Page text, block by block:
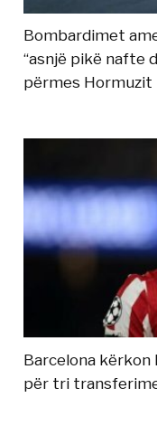
Bombardimet
“asnjë pikë nafte
përmes Hormuzit
Barcelona kërkon
për tri